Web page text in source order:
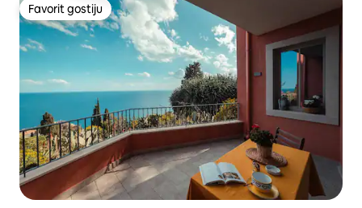
Favorit gostiju
Favorit gostiju